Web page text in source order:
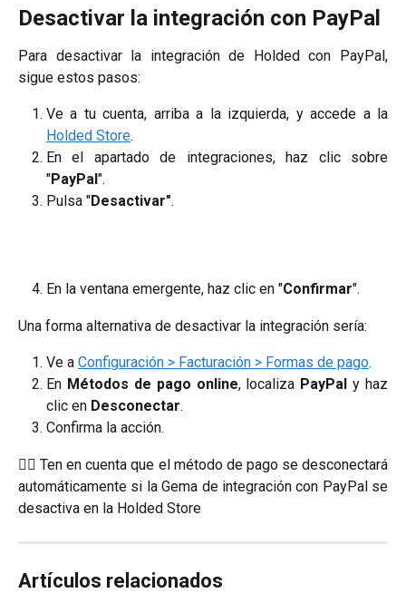
Desactivar la integración con PayPal
Para desactivar la integración de Holded con PayPal,
sigue estos pasos:
Ve a tu cuenta, arriba a la izquierda, y accede a la
Holded Store.
En el apartado de integraciones, haz clic sobre
"PayPal".
Pulsa "Desactivar".
En la ventana emergente, haz clic en "Confirmar".
Una forma alternativa de desactivar la integración sería:
Ve a Configuración > Facturación > Formas de pago.
En Métodos de pago online, localiza PayPal y haz
clic en Desconectar.
Confirma la acción.
☝🏼 Ten en cuenta que el método de pago se desconectará
automáticamente si la Gema de integración con PayPal se
desactiva en la Holded Store
Artículos relacionados